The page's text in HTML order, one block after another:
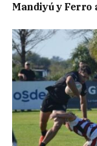
Mandiyú y Ferro